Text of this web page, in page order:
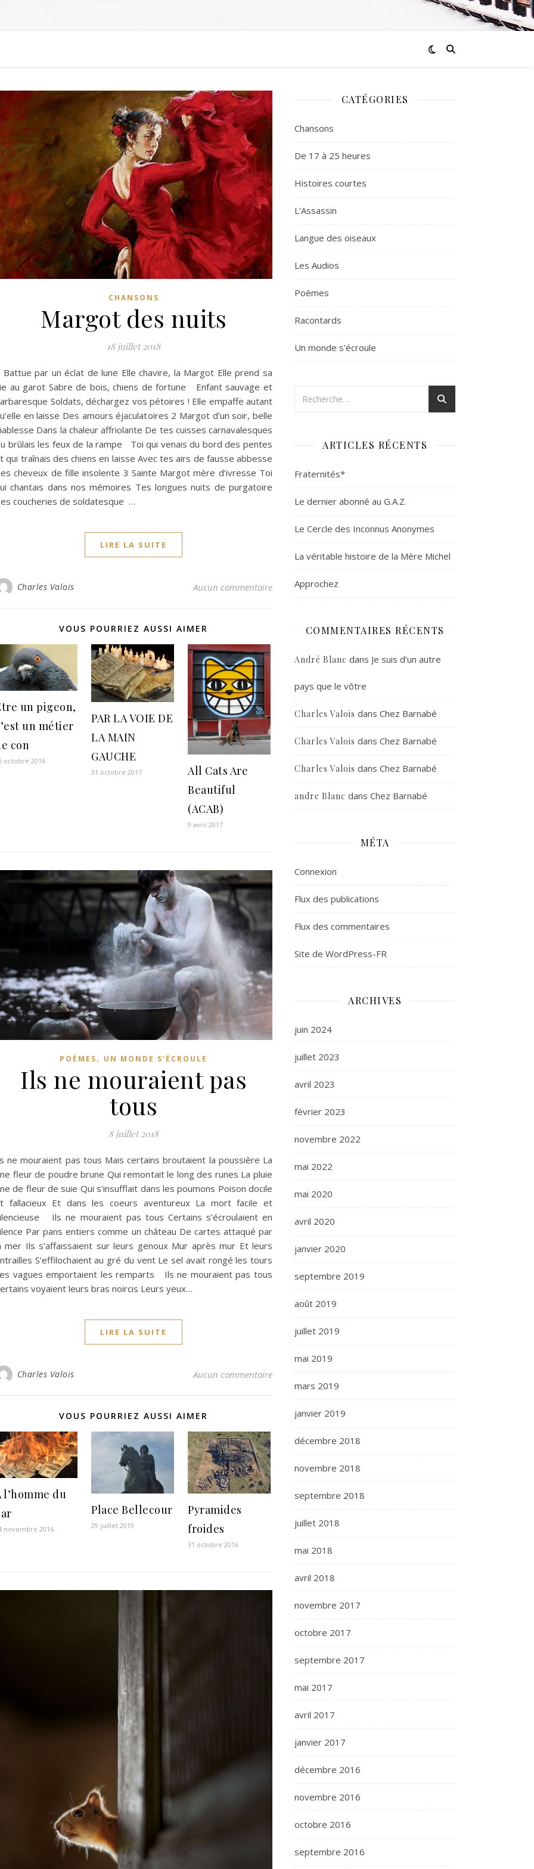
CHANSONS
Margot des nuits
18 juillet 2018
Battue par un éclat de lune Elle chavire, la Margot Elle prend sa
au garot Sabre de bois, chiens de fortune Enfant sauvage et
Soldats, déchargez vos pétoires ! Elle empaffe autant
en laisse Des amours éjaculatoires 2 Margot d’un soir, belle
Dans la chaleur affriolante De tes cuisses carnavalesques
brûlais les feux de la rampe Toi qui venais du bord des pentes
qui traînais des chiens en laisse Avec tes airs de fausse abbesse
cheveux de fille insolente 3 Sainte Margot mère d’ivresse Toi
chantais dans nos mémoires Tes longues nuits de purgatoire
coucheries de soldatesque …
LIRE LA SUITE
Charles Valois Aucun commentaire
VOUS POURRIEZ AUSSI AIMER
un pigeon,
un métier
con
octobre 2016
PAR LA VOIE DE
LA MAIN
GAUCHE
31 octobre 2017
All Cats Are
Beautiful
(ACAB)
9 avril 2017
POÈMES, UN MONDE S'ÉCROULE
Ils ne mouraient pas
tous
8 juillet 2018
ne mouraient pas tous Mais certains broutaient la poussière La
fleur de poudre brune Qui remontait le long des runes La pluie
de fleur de suie Qui s’insufflait dans les poumons Poison docile
fallacieux Et dans les coeurs aventureux La mort facile et
Ils ne mouraient pas tous Certains s’écroulaient en
Par pans entiers comme un château De cartes attaqué par
mer Ils s’affaissaient sur leurs genoux Mur après mur Et leurs
S’effilochaient au gré du vent Le sel avait rongé les tours
vagues emportaient les remparts Ils ne mouraient pas tous
voyaient leurs bras noircis Leurs yeux…
LIRE LA SUITE
Charles Valois Aucun commentaire
VOUS POURRIEZ AUSSI AIMER
l’homme du
novembre 2016
Place Bellecour
29 juillet 2019
Pyramides
froides
31 octobre 2016
CATÉGORIES
Chansons
De 17 à 25 heures
Histoires courtes
L'Assassin
Langue des oiseaux
Les Audios
Poèmes
Racontards
Un monde s'écroule
ARTICLES RÉCENTS
Fraternités*
Le dernier abonné au G.A.Z.
Le Cercle des Inconnus Anonymes
La véritable histoire de la Mère Michel
Approchez
COMMENTAIRES RÉCENTS
André Blanc dans Je suis d’un autre
pays que le vôtre
Charles Valois dans Chez Barnabé
Charles Valois dans Chez Barnabé
Charles Valois dans Chez Barnabé
andre Blanc dans Chez Barnabé
MÉTA
Connexion
Flux des publications
Flux des commentaires
Site de WordPress-FR
ARCHIVES
juin 2024
juillet 2023
avril 2023
février 2023
novembre 2022
mai 2022
mai 2020
avril 2020
janvier 2020
septembre 2019
août 2019
juillet 2019
mai 2019
mars 2019
janvier 2019
décembre 2018
novembre 2018
septembre 2018
juillet 2018
mai 2018
avril 2018
novembre 2017
octobre 2017
septembre 2017
mai 2017
avril 2017
janvier 2017
décembre 2016
novembre 2016
octobre 2016
septembre 2016